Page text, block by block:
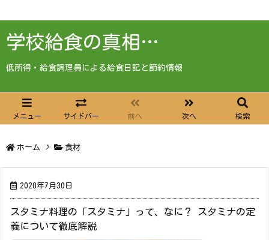
学校給食の真相…
低所得・給食調理員による給食日記と節約情報
メニュー サイドバー 前へ 次へ 検索
ホーム > 食材
2020年7月30日
スタミナ料理の「スタミナ」って、なに？ スタミナの定
義について徹底解説